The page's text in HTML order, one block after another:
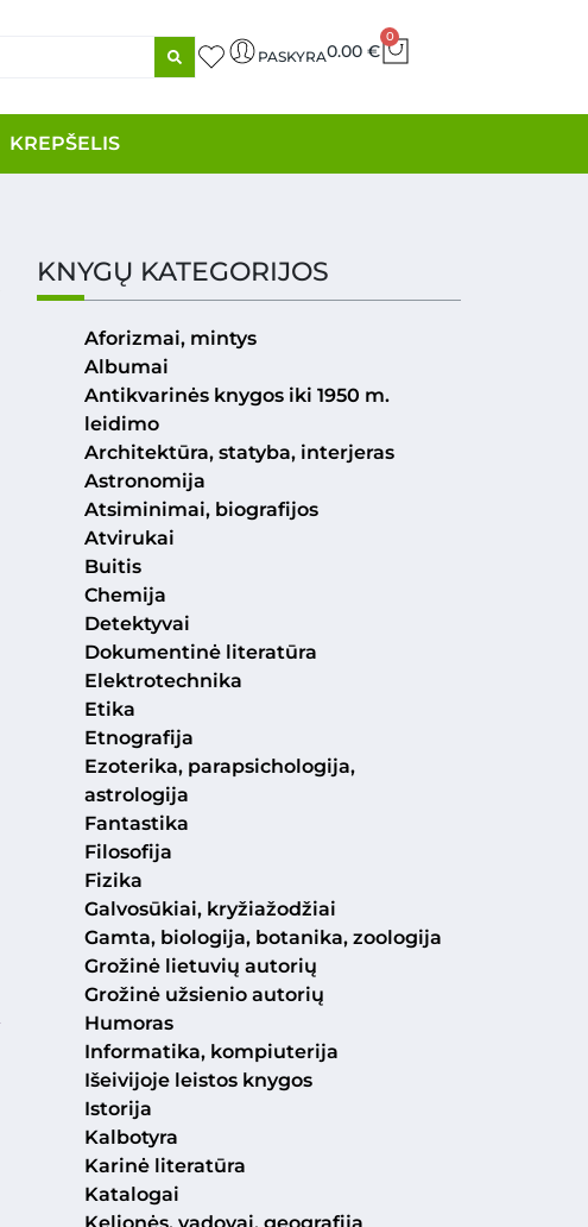
PASKYRA0.00 €
0
KREPŠELIS
KNYGŲ KATEGORIJOS
Aforizmai, mintys
Albumai
Antikvarinės knygos iki 1950 m.
leidimo
Architektūra, statyba, interjeras
Astronomija
Atsiminimai, biografijos
Atvirukai
Buitis
Chemija
Detektyvai
Dokumentinė literatūra
Elektrotechnika
Etika
Etnografija
Ezoterika, parapsichologija,
astrologija
Fantastika
Filosofija
Fizika
Galvosūkiai, kryžiažodžiai
Gamta, biologija, botanika, zoologija
Grožinė lietuvių autorių
Grožinė užsienio autorių
Humoras
Informatika, kompiuterija
Išeivijoje leistos knygos
Istorija
Kalbotyra
Karinė literatūra
Katalogai